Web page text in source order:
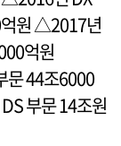
억원 △2017년
억원
문 44조6000
부문 14조원